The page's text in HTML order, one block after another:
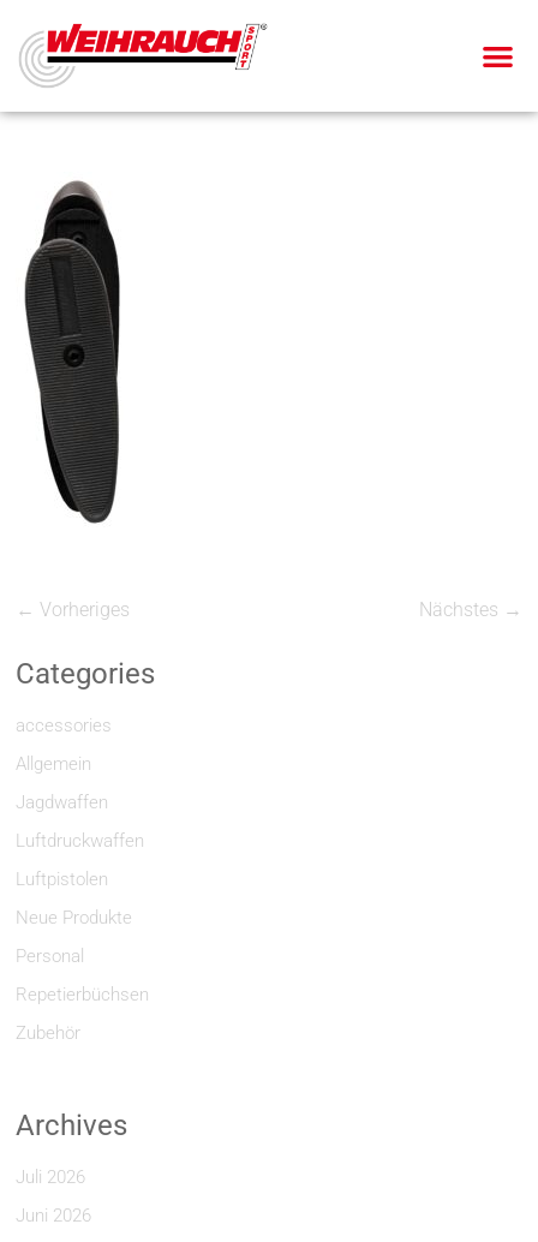
← Vorheriges Nächstes →
Categories
accessories
Allgemein
Jagdwaffen
Luftdruckwaffen
Luftpistolen
Neue Produkte
Personal
Repetierbüchsen
Zubehör
Archives
Juli 2026
Juni 2026